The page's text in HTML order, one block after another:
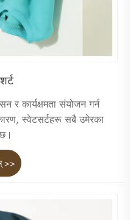
कार्यक्षमता संयोजन गर्न
स्वेटसर्टहरू सबै उमेरका
>>